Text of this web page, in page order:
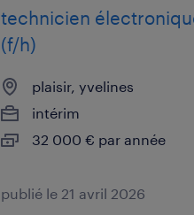
technicien
(f/h)
plaisir, yvelines
intérim
32 000 € par année
publié le 21 avril 2026